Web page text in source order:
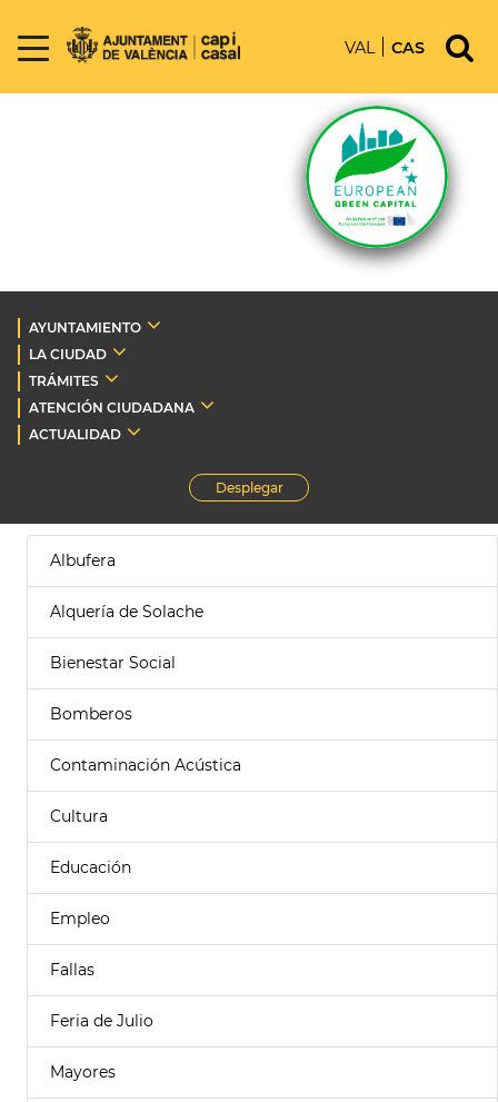
VAL CAS
AYUNTAMIENTO
LA CIUDAD
TRÁMITES
ATENCIÓN CIUDADANA
ACTUALIDAD
Desplegar
Albufera
Alquería de Solache
Bienestar Social
Bomberos
Contaminación Acústica
Cultura
Educación
Empleo
Fallas
Feria de Julio
Mayores